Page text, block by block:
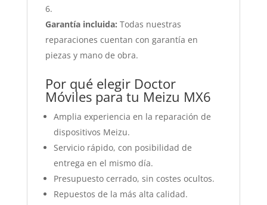
Garantía incluida: Todas nuestras
reparaciones cuentan con garantía en
piezas y mano de obra.
Por qué elegir Doctor
Móviles para tu Meizu MX6
Amplia experiencia en la reparación de
dispositivos Meizu.
Servicio rápido, con posibilidad de
entrega en el mismo día.
Presupuesto cerrado, sin costes ocultos.
Repuestos de la más alta calidad.